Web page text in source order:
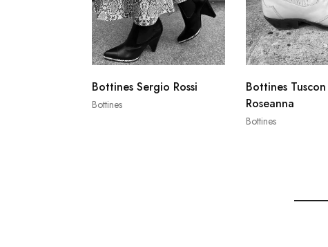
Bottines
Bottines Sergio Rossi
Bottines
Bottines Tuscon
Roseanna